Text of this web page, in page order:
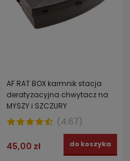
AF RAT BOX karmnik stacja
deratyzacyjna chwytacz na
MYSZY i SZCZURY
(4.67)
45,00 zł do koszyka